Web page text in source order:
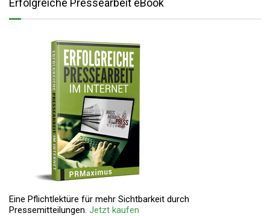
Erfolgreiche Pressearbeit eBook
Eine Pflichtlektüre für mehr Sichtbarkeit durch
Pressemitteilungen. Jetzt kaufen